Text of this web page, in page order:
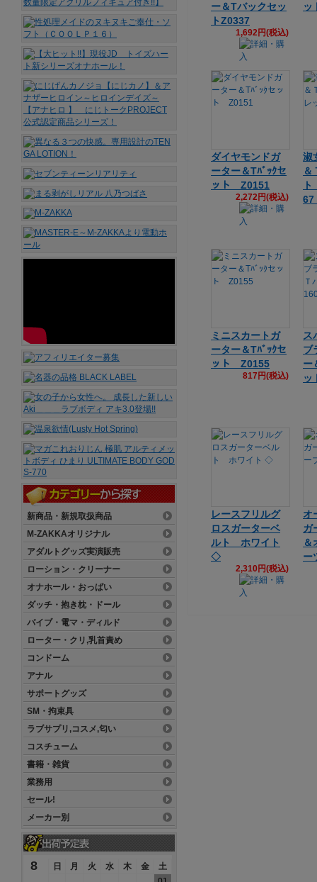
ー＆Tバックセッ
トZ0337
1,692円(税込)
ッ
ダイヤモンドガ
ーター＆Tﾊﾞｯｸセ
ット Z0151
2,272円(税込)
淑
＆
ミニスカートガ
ーター＆Tﾊﾞｯｸセ
ット Z0155
817円(税込)
ス
ブ
ー
レースフリルグ
ロスガーターベ
ルト ホワイト
◇
2,310円(税込)
オ
ガ
＆
ー
新商品・新規取扱商品
M-ZAKKAオリジナル
アダルトグッズ実演販売
ローション・クリーナー
オナホール・おっぱい
ダッチ・抱き枕・ドール
バイブ・電マ・ディルド
ローター・クリ,乳首責め
コンドーム
アナル
サポートグッズ
SM・拘束具
ラブサプリ,コスメ,匂い
コスチューム
書籍・雑貨
業務用
セール!
メーカー別
8 日 月 火 水 木 金
土